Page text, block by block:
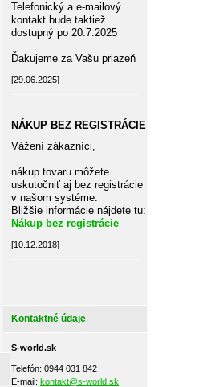
Telefonický a e-mailový
kontakt bude taktiež
dostupný po 20.7.2025
Ďakujeme za Vašu priazeň
[29.06.2025]
NÁKUP BEZ REGISTRÁCIE
Vážení zákazníci,
nákup tovaru môžete
uskutočniť aj bez registrácie
v našom systéme.
Bližšie informácie nájdete tu:
Nákup bez registrácie
[10.12.2018]
Kontaktné údaje
S-world.sk
Telefón: 0944 031 842
E-mail: kontakt@s-world.sk